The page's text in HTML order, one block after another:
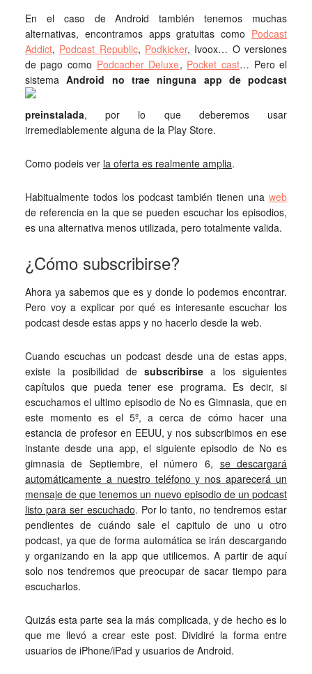
En el caso de Android también tenemos muchas
alternativas, encontramos apps gratuitas como Podcast
Addict, Podcast Republic, Podkicker, Ivoox… O versiones
de pago como Podcacher Deluxe, Pocket cast… Pero el
sistemaAndroid no trae ninguna app de podcast
preinstalada, por lo que deberemos usar
irremediablemente alguna de la Play Store.
Como podeis ver la oferta es realmente amplia.
Habitualmente todos los podcast también tienen unaweb
de referencia en la que se pueden escuchar los episodios,
es una alternativa menos utilizada, pero totalmente valida.
¿Cómo subscribirse?
Ahora ya sabemos que es y donde lo podemos encontrar.
Pero voy a explicar por qué es interesante escuchar los
podcast desde estas apps y no hacerlo desde la web.
Cuando escuchas un podcast desde una de estas apps,
existe la posibilidad desubscribirse a los siguientes
capítulos que pueda tener ese programa. Es decir, si
escuchamos el ultimo episodio de No es Gimnasia, que en
este momento es el 5º, a cerca de cómo hacer una
estancia de profesor en EEUU, y nos subscribimos en ese
instante desde una app, el siguiente episodio de No es
gimnasia de Septiembre, el número 6, se descargará
automáticamente a nuestro teléfono y nos aparecerá un
mensaje de que tenemos un nuevo episodio de un podcast
listo para ser escuchado. Por lo tanto, no tendremos estar
pendientes de cuándo sale el capitulo de uno u otro
podcast, ya que de forma automática se irán descargando
y organizando en la app que utilicemos. A partir de aquí
solo nos tendremos que preocupar de sacar tiempo para
escucharlos.
Quizás esta parte sea la más complicada, y de hecho es lo
que me llevó a crear este post. Dividiré la forma entre
usuarios de iPhone/iPad y usuarios de Android.